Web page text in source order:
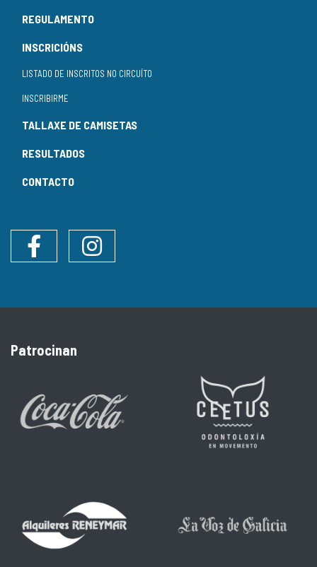
REGULAMENTO
INSCRICIÓNS
LISTADO DE INSCRITOS NO CIRCUÍTO
INSCRIBIRME
TALLAXE DE CAMISETAS
RESULTADOS
CONTACTO
Instagram
Patrocinan